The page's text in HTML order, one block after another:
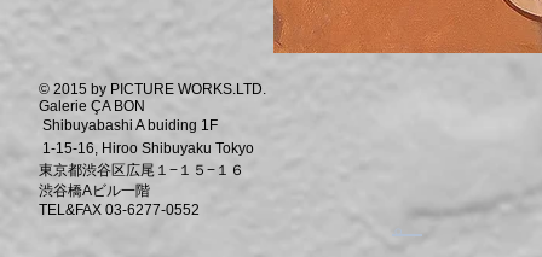
© 2015 by PICTURE WORKS.LTD.
Galerie ÇA BON
Shibuyabashi A buiding 1F
1-15-16, Hiroo Shibuyaku Tokyo
東京都渋谷区広尾１−１５−１６
渋谷橋Aビル一階
TEL&FAX 03-6277-0552
​。